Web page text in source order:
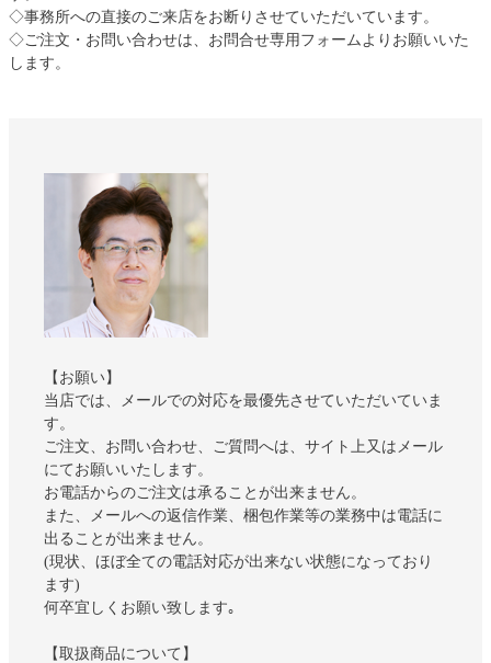
◇事務所への直接のご来店をお断りさせていただいています。
◇ご注文・お問い合わせは、お問合せ専用フォームよりお願いいた
します。
【お願い】
当店では、メールでの対応を最優先させていただいていま
す。
ご注文、お問い合わせ、ご質問へは、サイト上又はメール
にてお願いいたします。
お電話からのご注文は承ることが出来ません。
また、メールへの返信作業、梱包作業等の業務中は電話に
出ることが出来ません。
(現状、ほぼ全ての電話対応が出来ない状態になっており
ます)
何卒宜しくお願い致します｡
【取扱商品について】